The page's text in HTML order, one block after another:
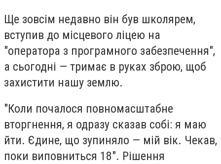
Ще зовсім недавно він був школярем,
вступив до місцевого ліцею на
"оператора з програмного забезпечення",
а сьогодні — тримає в руках зброю, щоб
захистити нашу землю.
"Коли почалося повномасштабне
вторгнення, я одразу сказав собі: я маю
йти. Єдине, що зупиняло — мій вік. Чекав,
поки виповниться 18". Рішення